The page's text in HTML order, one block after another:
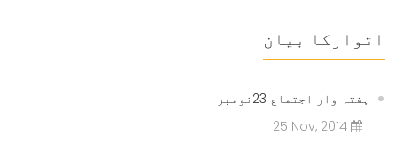
اتوارکا بیان
ہفتہ وار اجتماع 23نومبر
25 Nov, 2014